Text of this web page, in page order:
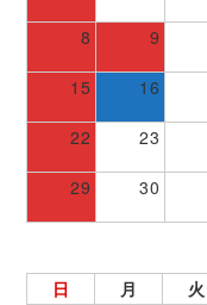
8 9
15 16
22 23
29 30
日 月 火